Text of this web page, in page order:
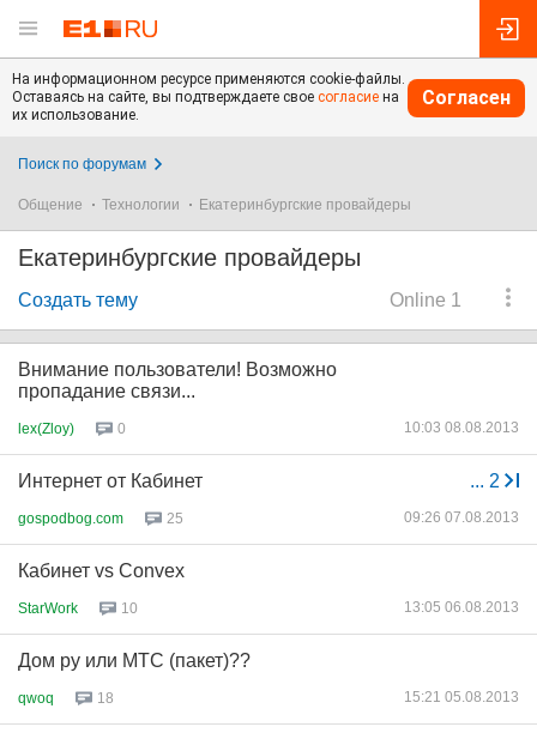
На информационном ресурсе применяются cookie-файлы.
Оставаясь на сайте, вы подтверждаете свое согласие на
их использование.
Согласен
Поиск по форумам
Общение Технологии Екатеринбургские провайдеры
Екатеринбургские провайдеры
Online 1
Создать тему
Внимание пользователи! Возможно
пропадание связи...
lex(Zloy) 0 10:03 08.08.2013
... 2
Интернет от Кабинет
gospodbog.com 25 09:26 07.08.2013
Кабинет vs Convex
StarWork 10 13:05 06.08.2013
Дом ру или МТС (пакет)??
qwoq 18 15:21 05.08.2013